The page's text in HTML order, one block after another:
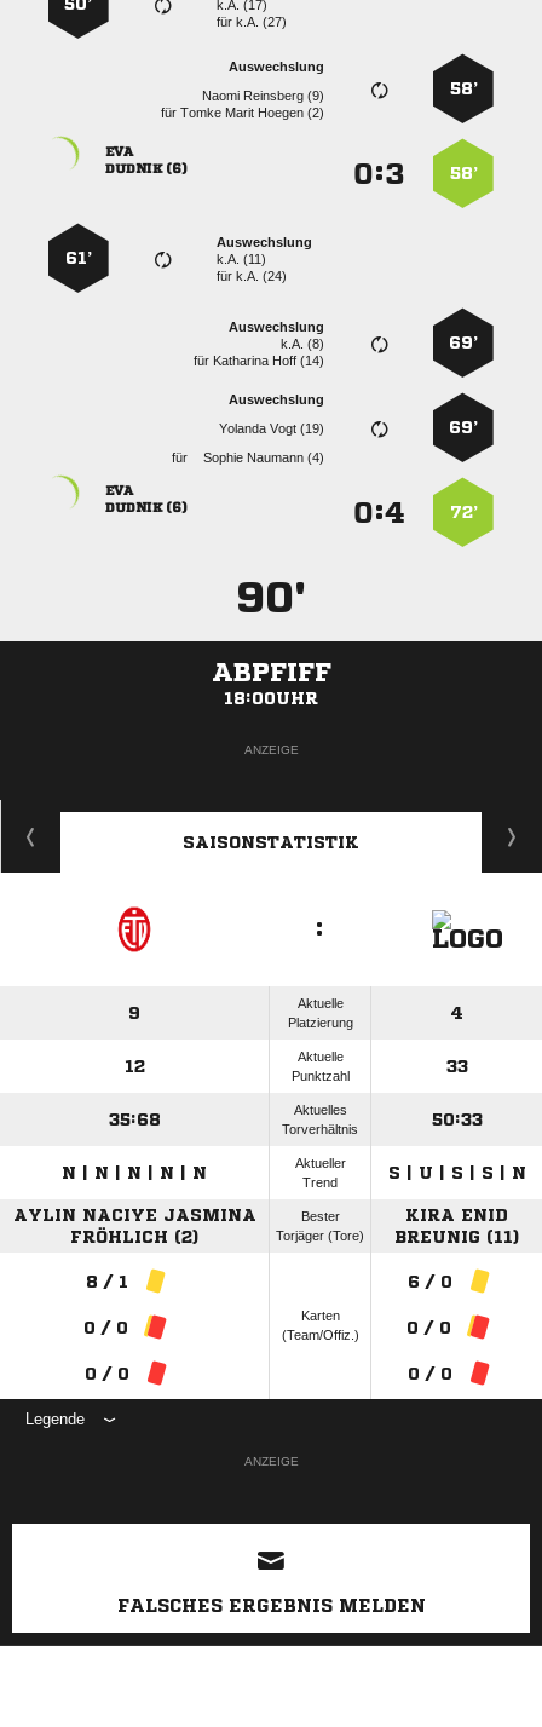
k.A. (17)
fürk.A. (27)
50’
58’
Auswechslung
  
für   
58’
:

 
Auswechslung
k.A. (11)
fürk.A. (24)
61’
69’
Auswechslung
k.A. (8)
für   
69’
Auswechslung
  
für
  
72’
:

 
90'
ABPFIFF
18:00UHR
ANZEIGE
SAISONSTATISTIK
:
9
Aktuelle
Platzierung
4
12
Aktuelle
Punktzahl
33
35:68
Aktuelles
Torverhältnis
50:33
N | N | N | N | N
Aktueller
Trend
S | U | S | S | N
AYLIN NACIYE JASMINA
FRÖHLICH (2)
Bester
Torjäger (Tore)
KIRA ENID
BREUNIG (11)
8 / 1
0 / 0
0 / 0
Karten
(Team/Offiz.)
6 / 0
0 / 0
0 / 0
Legende
ANZEIGE
FALSCHES ERGEBNIS MELDEN